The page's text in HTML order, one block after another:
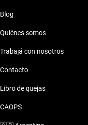
Blog
Quiénes somos
Trabajá con nosotros
Contacto
Libro de quejas
CAOPS